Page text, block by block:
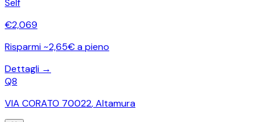
€2,069
Risparmi ~2,65€ a pieno
Dettagli →
Q8
VIA CORATO 70022,Altamura